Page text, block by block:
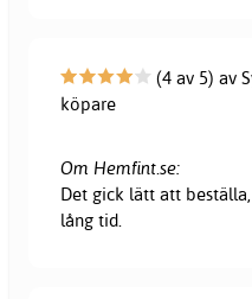
(4 av 5) av
köpare
Om Hemfint.se:
Det gick lätt att
lång tid.